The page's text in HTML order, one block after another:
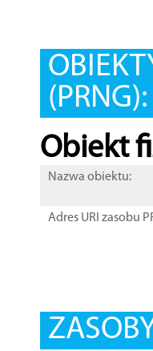
(PRNG):
Obiekt
Nazwa obiektu:
Adres URI zasobu